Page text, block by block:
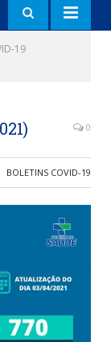
19
0
BOLETINS COVID-19